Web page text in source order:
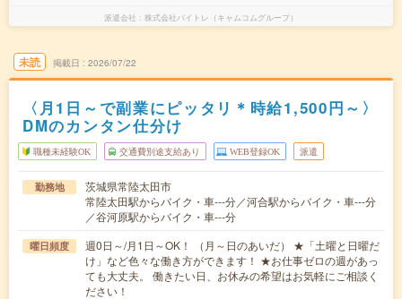
派遣会社 株式会社バイトレ（キャムコムグループ）
未読 掲載日 2026/07/22
〈月1日～で副業にピッタリ＊時給1,500円～〉
DMのカンタン仕分け
職種未経験OK 交通費別途支給あり WEB登録OK 派遣
勤務地
茨城県常陸太田市
常陸太田駅からバイク・車---分／河合駅からバイク・車---分
／谷河原駅からバイク・車---分
曜日頻度
週0日～/月1日～OK！ （月～日のあいだ） ★「土曜と日曜だ
け」など色々な働き方ができます！ ★お仕事ゼロの週があっ
ても大丈夫。 働きたい日、お休みの希望はお気軽にご相談く
ださい！